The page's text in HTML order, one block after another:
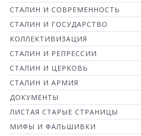
СТАЛИН И СОВРЕМЕННОСТЬ
СТАЛИН И ГОСУДАРСТВО
КОЛЛЕКТИВИЗАЦИЯ
СТАЛИН И РЕПРЕССИИ
СТАЛИН И ЦЕРКОВЬ
СТАЛИН И АРМИЯ
ДОКУМЕНТЫ
ЛИСТАЯ СТАРЫЕ СТРАНИЦЫ
МИФЫ И ФАЛЬШИВКИ